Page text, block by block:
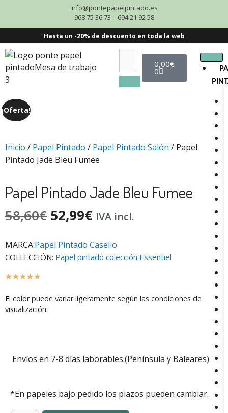
info@pontepapelpintado.es
968 75 36 73 – 694 21 92 58
Hasta un -20% de descuento en toda la web
0,00€
0
¡Oferta!
Inicio / Papel Pintado / Papel Pintado Salón / Papel
Pintado Jade Bleu Fumee
Papel Pintado Jade Bleu Fumee
58,60€ 52,99€ IVA incl.
MARCA:Papel Pintado Caselio
COLLECCIÓN: Papel pintado colección Essentiel
☆☆☆☆☆
El color puede variar ligeramente según las condiciones de
visualización.
Envíos en 7-8 días laborables.(Peninsula y Baleares)
*En papeles bajo pedido los plazos pueden cambiar.